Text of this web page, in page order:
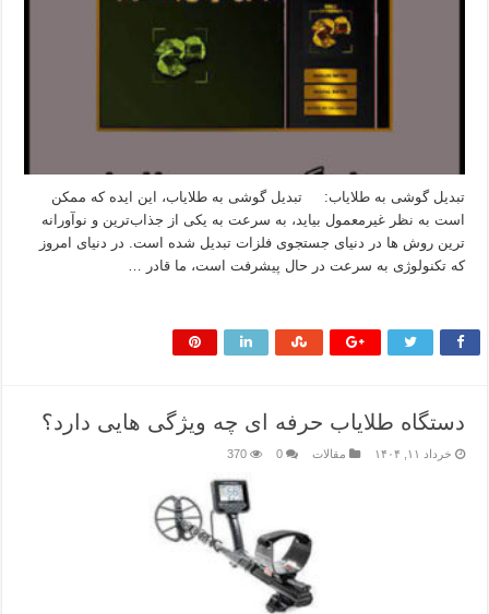
تبدیل گوشی به طلایاب: تبدیل گوشی به طلایاب، این ایده که ممکن
است به نظر غیرمعمول بیاید، به سرعت به یکی از جذاب‌ترین و نوآورانه‌
ترین روش‌ ها در دنیای جستجوی فلزات تبدیل شده است. در دنیای امروز
که تکنولوژی به سرعت در حال پیشرفت است، ما قادر …
دستگاه طلایاب حرفه ای چه ویژگی هایی دارد؟
خرداد ۱۱, ۱۴۰۴ مقالات 0
370